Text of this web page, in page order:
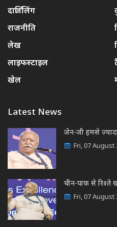
दार्जिलिंग
राजनीति
लेख
लाइफस्टाइल
खेल
Latest News
जेन-जी हमसे
Fri, 07 August
चीन-पाक से रिश्ते
Fri, 07 August